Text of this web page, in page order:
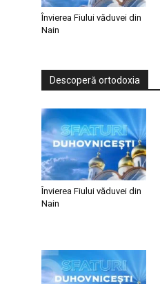
Învierea Fiului văduvei din
Nain
Descoperă ortodoxia
Învierea Fiului văduvei din
Nain